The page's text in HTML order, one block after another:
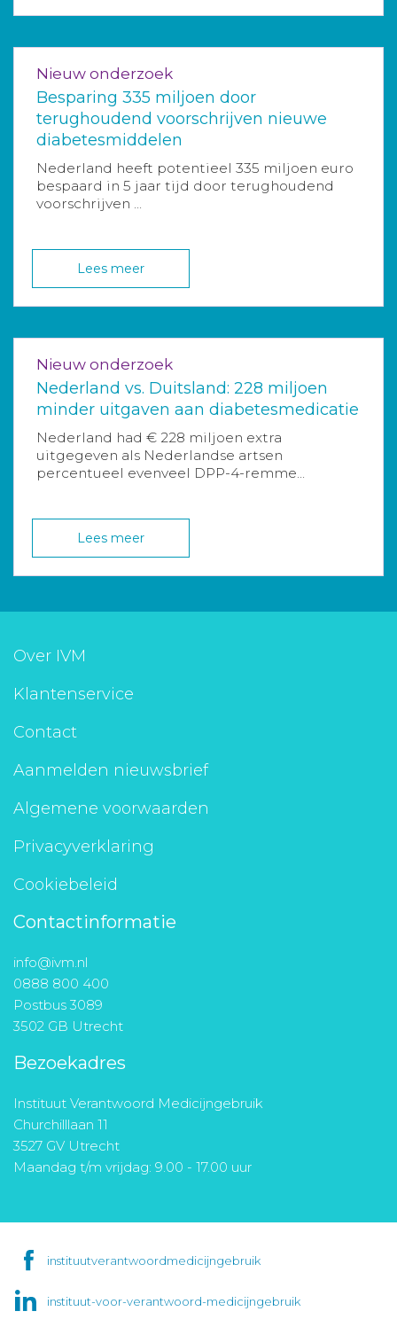
Nieuw onderzoek
Besparing 335 miljoen door
terughoudend voorschrijven nieuwe
diabetesmiddelen
Nederland heeft potentieel 335 miljoen euro
bespaard in 5 jaar tijd door terughoudend
voorschrijven ...
Lees meer
Nieuw onderzoek
Nederland vs. Duitsland: 228 miljoen
minder uitgaven aan diabetesmedicatie
Nederland had € 228 miljoen extra
uitgegeven als Nederlandse artsen
percentueel evenveel DPP-4-remme...
Lees meer
Over IVM
Klantenservice
Contact
Aanmelden nieuwsbrief
Algemene voorwaarden
Privacyverklaring
Cookiebeleid
Contactinformatie
info@ivm.nl
0888 800 400
Postbus 3089
3502 GB Utrecht
Bezoekadres
Instituut Verantwoord Medicijngebruik
Churchilllaan 11
3527 GV Utrecht
Maandag t/m vrijdag: 9.00 - 17.00 uur
instituutverantwoordmedicijngebruik
instituut-voor-verantwoord-medicijngebruik